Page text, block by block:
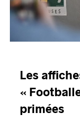
Les
«
primées